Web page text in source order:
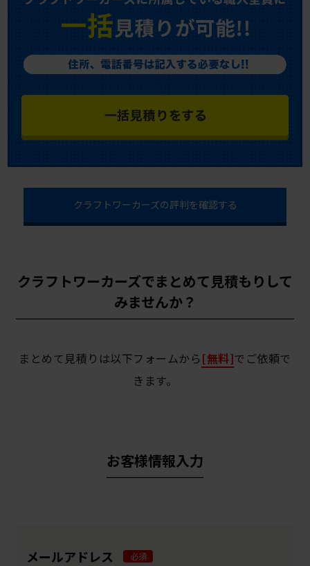
クラフトワーカーズの評判を確認する
クラフトワーカーズでまとめて見積もりして
みませんか？
まとめて見積りは以下フォームから [無料]でご依頼で
きます。
お客様情報入力
メールアドレス 必須